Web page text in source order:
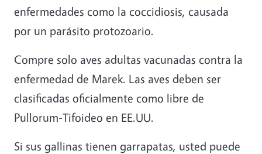
enfermedades como la coccidiosis, causada
por un parásito protozoario.
Compre solo aves adultas vacunadas contra la
enfermedad de Marek. Las aves deben ser
clasificadas oficialmente como libre de
Pullorum-Tifoideo en EE.UU.
Si sus gallinas tienen garrapatas, usted puede